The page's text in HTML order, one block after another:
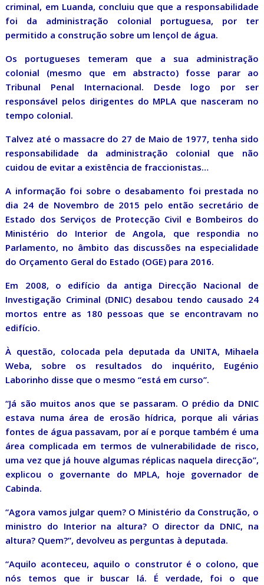
criminal, em Luanda, concluiu que que a responsabilidade
foi da administração colonial portuguesa, por ter
permitido a construção sobre um lençol de água.
Os portugueses temeram que a sua administração
colonial (mesmo que em abstracto) fosse parar ao
Tribunal Penal Internacional. Desde logo por ser
responsável pelos dirigentes do MPLA que nasceram no
tempo colonial.
Talvez até o massacre do 27 de Maio de 1977, tenha sido
responsabilidade da administração colonial que não
cuidou de evitar a existência de fraccionistas…
A informação foi sobre o desabamento foi prestada no
dia 24 de Novembro de 2015 pelo então secretário de
Estado dos Serviços de Protecção Civil e Bombeiros do
Ministério do Interior de Angola, que respondia no
Parlamento, no âmbito das discussões na especialidade
do Orçamento Geral do Estado (OGE) para 2016.
Em 2008, o edifício da antiga Direcção Nacional de
Investigação Criminal (DNIC) desabou tendo causado 24
mortos entre as 180 pessoas que se encontravam no
edifício.
À questão, colocada pela deputada da UNITA, Mihaela
Weba, sobre os resultados do inquérito, Eugénio
Laborinho disse que o mesmo “está em curso”.
“Já são muitos anos que se passaram. O prédio da DNIC
estava numa área de erosão hídrica, porque ali várias
fontes de água passavam, por aí e porque também é uma
área complicada em termos de vulnerabilidade de risco,
uma vez que já houve algumas réplicas naquela direcção”,
explicou o governante do MPLA, hoje governador de
Cabinda.
“Agora vamos julgar quem? O Ministério da Construção, o
ministro do Interior na altura? O director da DNIC, na
altura? Quem?”, devolveu as perguntas à deputada.
“Aquilo aconteceu, aquilo o construtor é o colono, que
nós temos que ir buscar lá. É verdade, foi o que